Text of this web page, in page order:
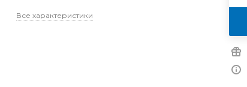
Все характеристики